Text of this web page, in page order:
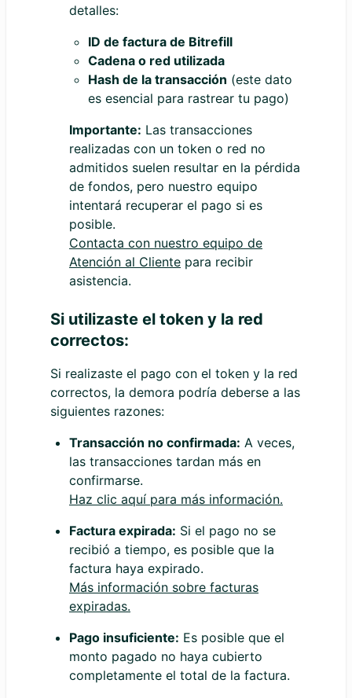
detalles:
ID de factura de Bitrefill
Cadena o red utilizada
Hash de la transacción (este dato
es esencial para rastrear tu pago)
Importante: Las transacciones
realizadas con un token o red no
admitidos suelen resultar en la pérdida
de fondos, pero nuestro equipo
intentará recuperar el pago si es
posible.
Contacta con nuestro equipo de
Atención al Cliente para recibir
asistencia.
Si utilizaste el token y la red
correctos:
Si realizaste el pago con el token y la red
correctos, la demora podría deberse a las
siguientes razones:
Transacción no confirmada: A veces,
las transacciones tardan más en
confirmarse.
Haz clic aquí para más información.
Factura expirada: Si el pago no se
recibió a tiempo, es posible que la
factura haya expirado.
Más información sobre facturas
expiradas.
Pago insuficiente: Es posible que el
monto pagado no haya cubierto
completamente el total de la factura.